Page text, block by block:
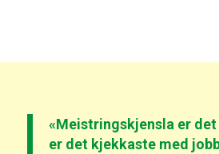
«Meistringskjensla er
er det kjekkaste med